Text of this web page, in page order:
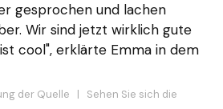
gesprochen und lachen
Wir sind jetzt wirklich gute
cool", erklärte Emma in dem
der Quelle | Sehen Sie sich die